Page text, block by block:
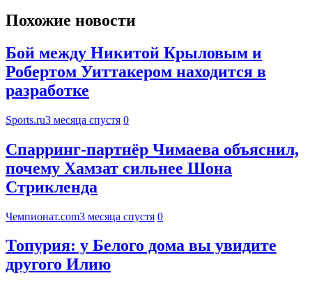
Похожие новости
Бой между Никитой Крыловым и
Робертом Уиттакером находится в
разработке
Sports.ru3 месяца спустя 0
Спарринг-партнёр Чимаева объяснил,
почему Хамзат сильнее Шона
Стрикленда
Чемпионат.com3 месяца спустя 0
Топурия: у Белого дома вы увидите
другого Илию